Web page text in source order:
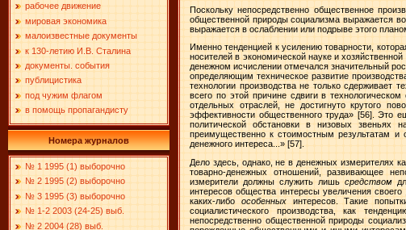
рабочее движение
мировая экономика
малоизвестные документы
к 130-летию И.В. Сталина
документы. события
публицистика
под чужим флагом
в помощь пропагандисту
Номера журналов
№ 1 1995 (1) выборочно
№ 2 1995 (2) выборочно
№ 3 1995 (3) выборочно
№ 1-2 2003 (24-25) выб.
№ 2 2004 (28) выб.
Поскольку непосредственно общественное
общественной природы социализма выражается
выражается в ослаблении или подрыве этого
Именно тенденцией к усилению товарности,
носителей в экономической науке и
денежном исчислении отмечался значительный
определяющим техническое развитие
технологии производства не только
всего по этой причине сдвиги в
отдельных отраслей, не достигнуто крутого
эффективности общественного труда» [56]. Это
политической обстановки в низовых звеньях
преимущественно к стоимостным результатам и
денежного интереса...» [57].
Дело здесь, однако, не в денежных измерителях
товарно-денежных отношений, развивающее
измерители должны служить лишьсредством
интересов общества интересы увеличения
каких-либо особенныхинтересов. Такие
социалистического производства, как
непосредственно общественной природы